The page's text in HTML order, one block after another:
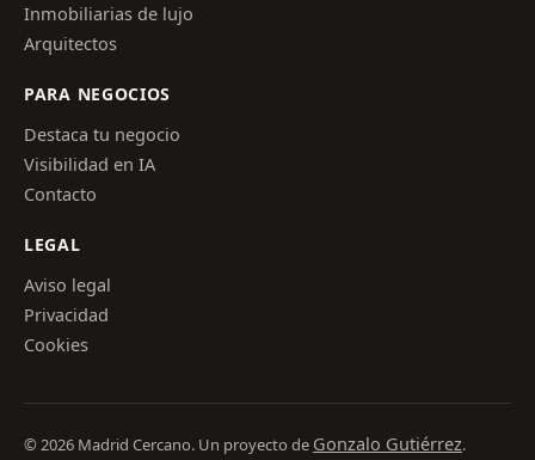
Inmobiliarias de lujo
Arquitectos
PARA NEGOCIOS
Destaca tu negocio
Visibilidad en IA
Contacto
LEGAL
Aviso legal
Privacidad
Cookies
© 2026 Madrid Cercano. Un proyecto de Gonzalo Gutiérrez.